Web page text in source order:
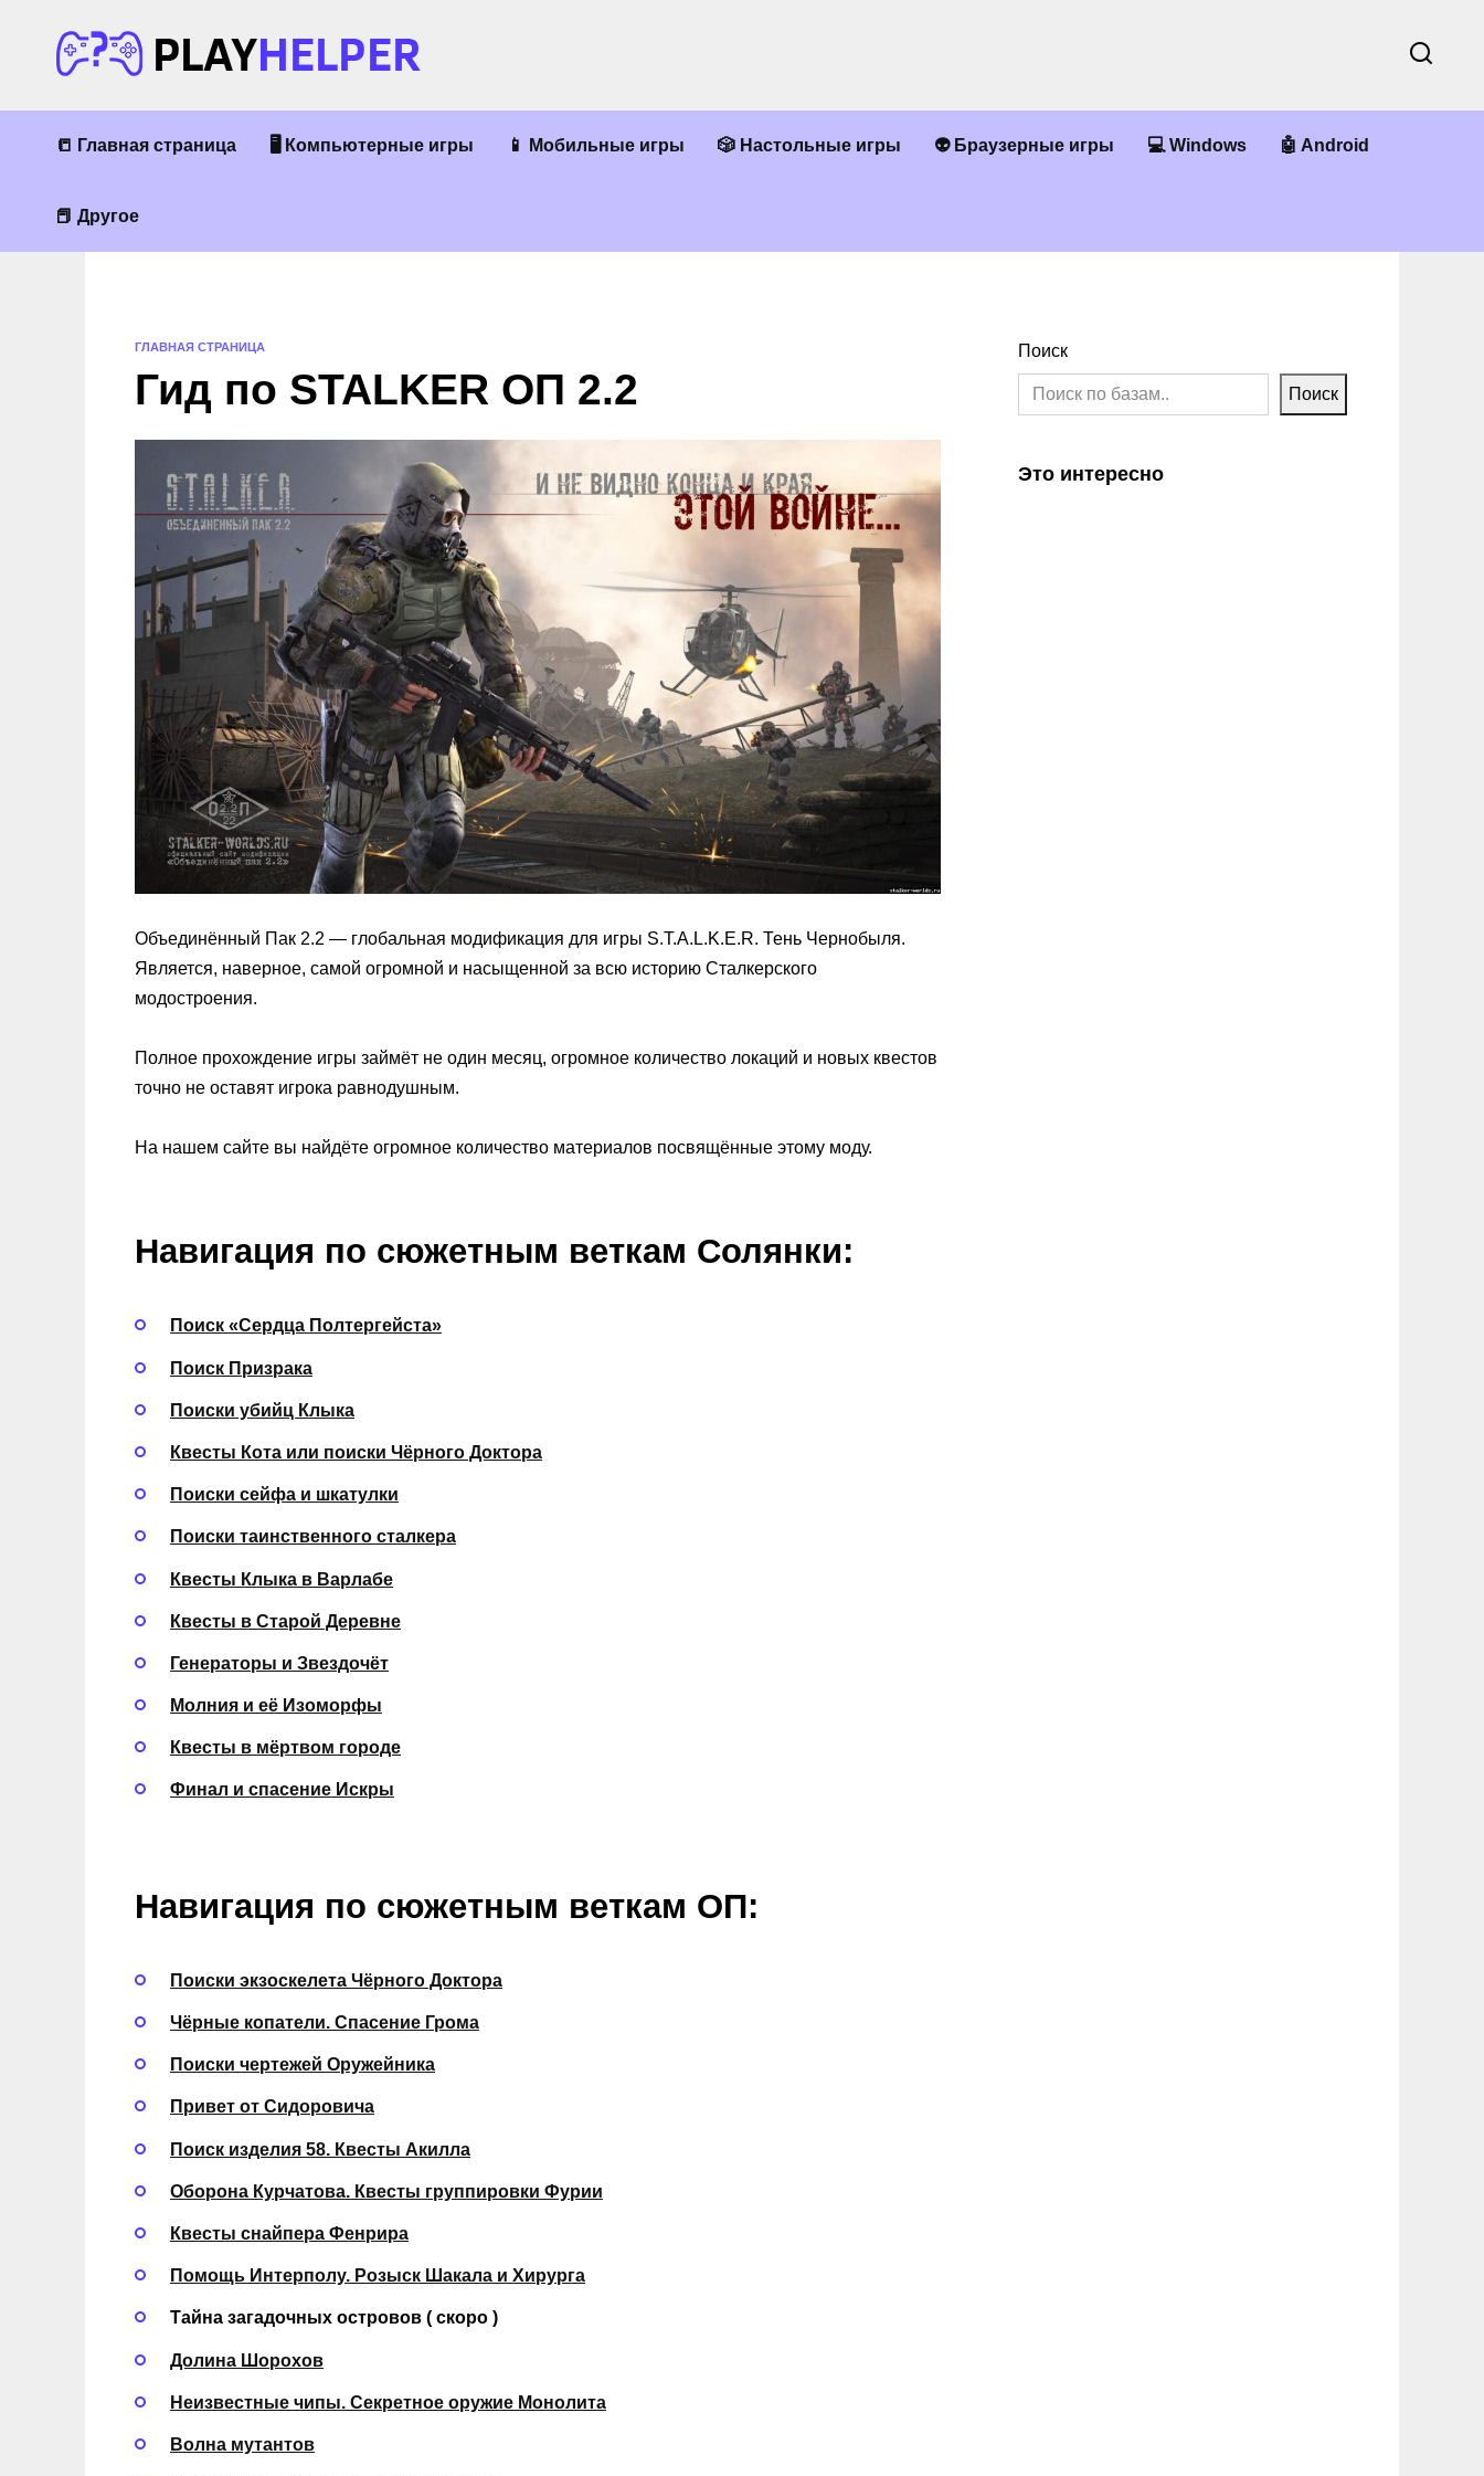
содержанию
📒 Главная страница 🖥 Компьютерные игры 📱 Мобильные игры 🎲 Настольные игры 👽 Браузерные игры 💻 Windows 🤖 Android
📕 Другое
ГЛАВНАЯ СТРАНИЦА
Гид по STALKER ОП 2.2
Объединённый Пак 2.2 — глобальная модификация для игры S.T.A.L.K.E.R. Тень Чернобыля.
Является, наверное, самой огромной и насыщенной за всю историю Сталкерского
модостроения.
Полное прохождение игры займёт не один месяц, огромное количество локаций и новых квестов
точно не оставят игрока равнодушным.
На нашем сайте вы найдёте огромное количество материалов посвящённые этому моду.
Навигация по сюжетным веткам Солянки:
Поиск «Сердца Полтергейста»
Поиск Призрака
Поиски убийц Клыка
Квесты Кота или поиски Чёрного Доктора
Поиски сейфа и шкатулки
Поиски таинственного сталкера
Квесты Клыка в Варлабе
Квесты в Старой Деревне
Генераторы и Звездочёт
Молния и её Изоморфы
Квесты в мёртвом городе
Финал и спасение Искры
Навигация по сюжетным веткам ОП:
Поиски экзоскелета Чёрного Доктора
Чёрные копатели. Спасение Грома
Поиски чертежей Оружейника
Привет от Сидоровича
Поиск изделия 58. Квесты Акилла
Оборона Курчатова. Квесты группировки Фурии
Квесты снайпера Фенрира
Помощь Интерполу. Розыск Шакала и Хирурга
Тайна загадочных островов ( скоро )
Долина Шорохов
Неизвестные чипы. Секретное оружие Монолита
Волна мутантов
Поиск
Поиск
Это интересно